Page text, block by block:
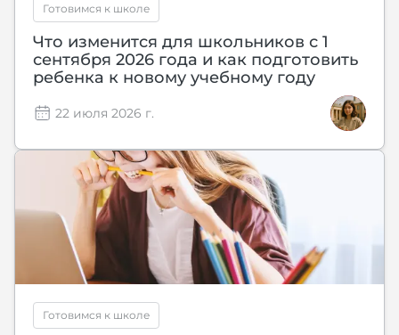
Готовимся к школе
Что изменится для школьников с 1
сентября 2026 года и как подготовить
ребенка к новому учебному году
22 июля 2026 г.
Готовимся к школе